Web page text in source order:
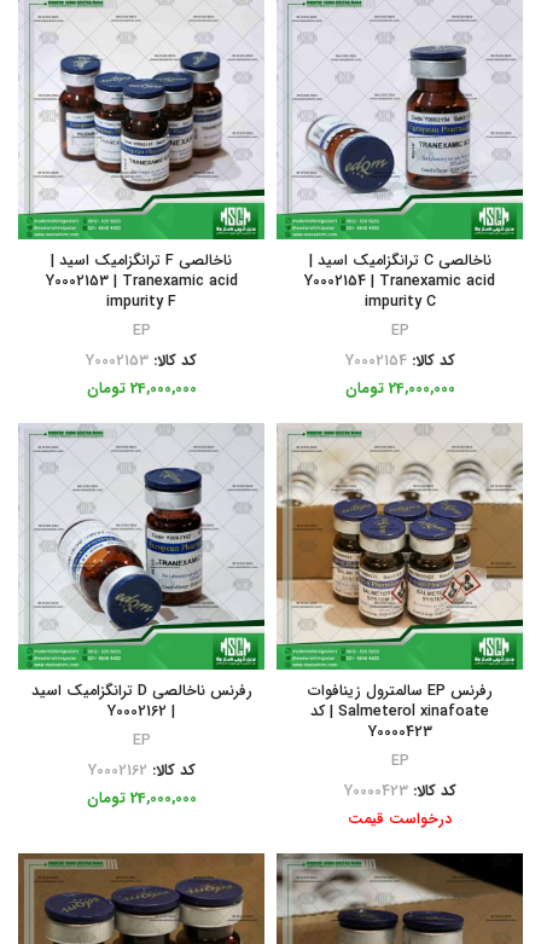
ناخالصی C ترانگزامیک اسید |
Y0002154 | Tranexamic acid
impurity C
EP
کد کالا:Y0002154
24,000,000 تومان
ناخالصی F ترانگزامیک اسید |
Y0002153 | Tranexamic acid
impurity F
EP
کد کالا: Y0002153
24,000,000 تومان
رفرنس EP سالمترول زینافوات
Salmeterol xinafoate | کد
Y0000423
EP
کد کالا:Y0000423
درخواست قیمت
رفرنس ناخالصی D ترانگزامیک اسید
| Y0002162
EP
کد کالا: Y0002162
24,000,000 تومان